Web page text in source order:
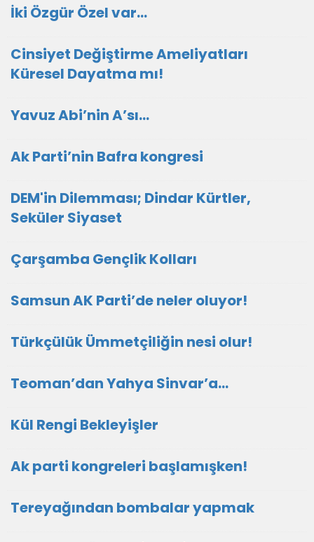
İki Özgür Özel var…
Cinsiyet Değiştirme Ameliyatları
Küresel Dayatma mı!
Yavuz Abi’nin A’sı…
Ak Parti’nin Bafra kongresi
DEM'in Dilemması; Dindar Kürtler,
Seküler Siyaset
Çarşamba Gençlik Kolları
Samsun AK Parti’de neler oluyor!
Türkçülük Ümmetçiliğin nesi olur!
Teoman’dan Yahya Sinvar’a…
Kül Rengi Bekleyişler
Ak parti kongreleri başlamışken!
Tereyağından bombalar yapmak